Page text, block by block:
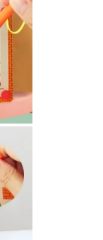
pueden
elegir
en
la
página
de
producto